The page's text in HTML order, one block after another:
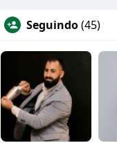
Seguindo(45)